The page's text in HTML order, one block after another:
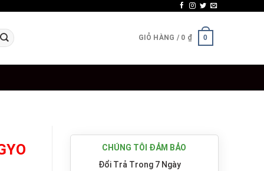
GIỎ HÀNG / 0 ₫ 0
CHÚNG TÔI ĐẢM BẢO
Đổi Trả Trong 7 Ngày